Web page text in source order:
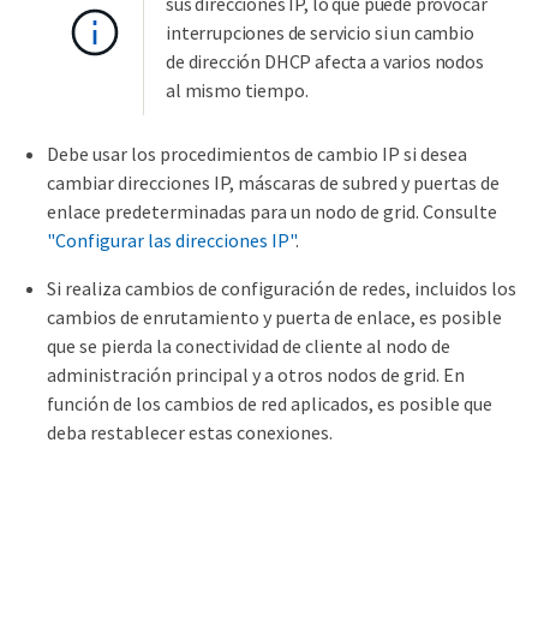
interrupciones de servicio si un cambio
de dirección DHCP afecta a varios nodos
al mismo tiempo.
Debe usar los procedimientos de cambio IP si desea
cambiar direcciones IP, máscaras de subred y puertas de
enlace predeterminadas para un nodo de grid. Consulte
"Configurar las direcciones IP".
Si realiza cambios de configuración de redes, incluidos los
cambios de enrutamiento y puerta de enlace, es posible
que se pierda la conectividad de cliente al nodo de
administración principal y a otros nodos de grid. En
función de los cambios de red aplicados, es posible que
deba restablecer estas conexiones.